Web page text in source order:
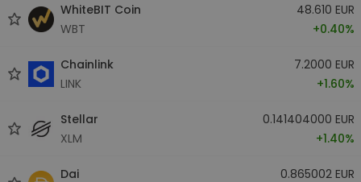
WhiteBIT Coin
WBT
48.610 EUR
+0.40%
Chainlink
LINK
7.2000 EUR
+1.60%
Stellar
XLM
0.141404000 EUR
+1.40%
Dai
0.865002 EUR